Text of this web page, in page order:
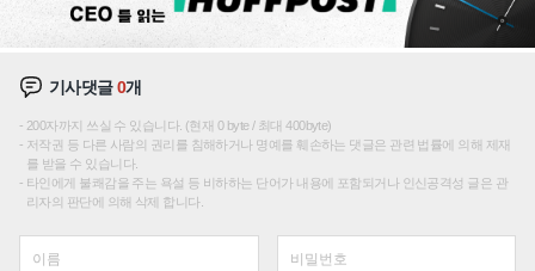
기사댓글0개
200자까지 쓰실 수 있습니다. (현재 0 byte / 최대 400byte)
저작권 등 다른 사람의 권리를 침해하거나 명예를 훼손하는 댓글은 관련 법률에 의해 제재
를 받을 수 있습니다.
타인에게 불쾌감을 주는 욕설 등 비하하는 단어가 내용에 포함되거나 인신공격성 글은 관
리자의 판단에 의해 삭제 합니다.